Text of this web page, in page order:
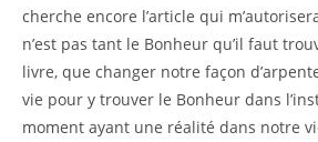
cherche encore l’article qui
n’est pas tant le Bonheur qu’il faut
livre, que changer notre façon
vie pour y trouver le Bonheur dans
moment ayant une réalité dans notre